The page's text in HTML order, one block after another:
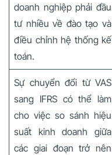
doanh nghiệp phải đầu
tư nhiều về đào tạo và
điều chỉnh hệ thống kế
toán.
Sự chuyển đổi từ VAS
sang IFRS có thể làm
cho việc so sánh hiệu
suất kinh doanh giữa
các giai đoạn trở nên